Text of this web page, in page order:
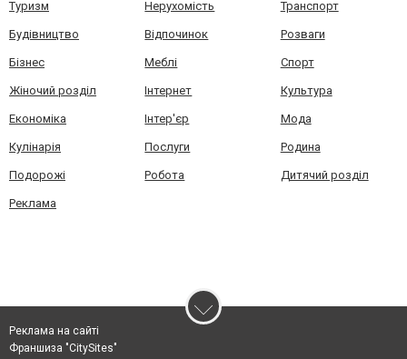
Туризм Нерухомість Транспорт
Будівництво Відпочинок Розваги
Бізнес Меблі Спорт
Жіночий розділ Інтернет Культура
Економіка Інтер'єр Мода
Кулінарія Послуги Родина
Подорожі Робота Дитячий розділ
Реклама
Реклама на сайті
Франшиза "CitySites"